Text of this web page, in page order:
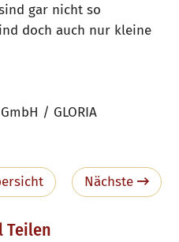
gar nicht so
doch auch nur kleine
/ GLORIA
Nächste
Teilen